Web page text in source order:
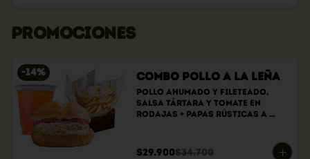
PROMOCIONES
-14% Combo Pollo a la Leña
Pollo ahumado y fileteado,
Salsa tártara y tomate en
rodajas + papas rústicas a
$29.900$34.700